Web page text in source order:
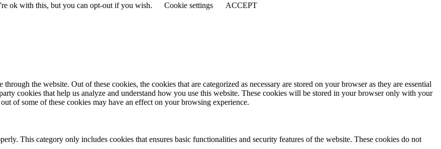
ok with this, but you can opt-out if you wish. Cookie settings
ACCEPT
the website. Out of these cookies, the cookies that are categorized as necessary are stored on your browser as they are essential
cookies that help us analyze and understand how you use this website. These cookies will be stored in your browser only with your
of some of these cookies may have an effect on your browsing experience.
This category only includes cookies that ensures basic functionalities and security features of the website. These cookies do not